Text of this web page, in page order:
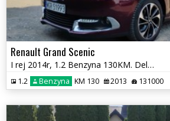
Renault Grand Scenic
I rej 2014r, 1.2 Benzyna 130KM. Delikatnie uszkodzone lewe drzwi.Jeźdz
1.2 Benzyna KM 130 2013 131000